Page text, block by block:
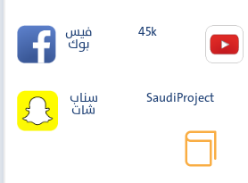
فيس
بوك
45k
سناب
شات
SaudiProject
